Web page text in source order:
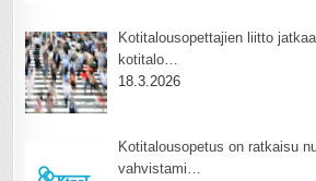
Kotitalousopettajien liitto
kotitalo…
18.3.2026
Kotitalousopetus on ratkaisu
vahvistami…